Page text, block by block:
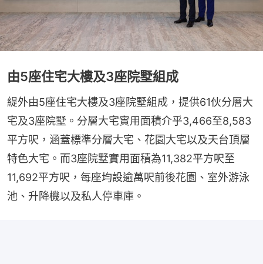
由5座住宅大樓及3座院墅組成
緹外由5座住宅大樓及3座院墅組成，提供61伙分層大
宅及3座院墅。分層大宅實用面積介乎3,466至8,583
平方呎，涵蓋標準分層大宅、花園大宅以及天台頂層
特色大宅。而3座院墅實用面積為11,382平方呎至
11,692平方呎，每座均設逾萬呎前後花園、室外游泳
池、升降機以及私人停車庫。